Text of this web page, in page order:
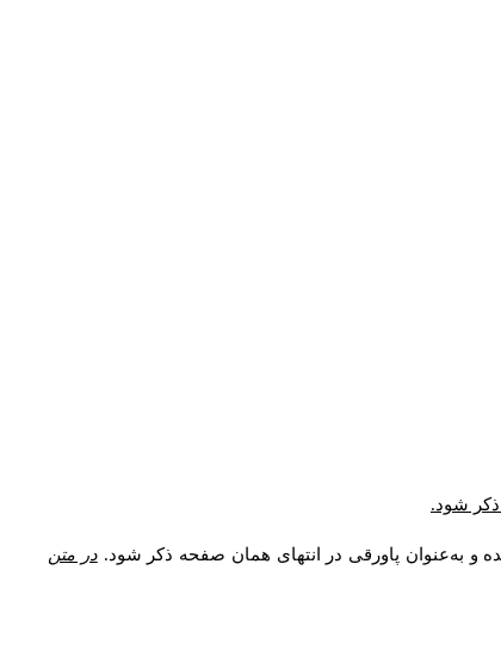
ذکر شود.
و به‌عنوان پاورقی در انتهای همان صفحه ذکر شود. در متن